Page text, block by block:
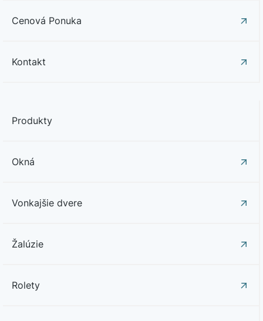
Cenová Ponuka
Kontakt
Produkty
Okná
Vonkajšie dvere
Žalúzie
Rolety